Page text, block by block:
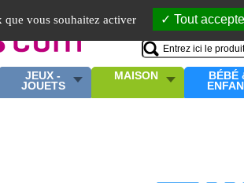
que vous souhaitez activer Tout
JEUX -
JOUETS
MAISON
BÉBÉ